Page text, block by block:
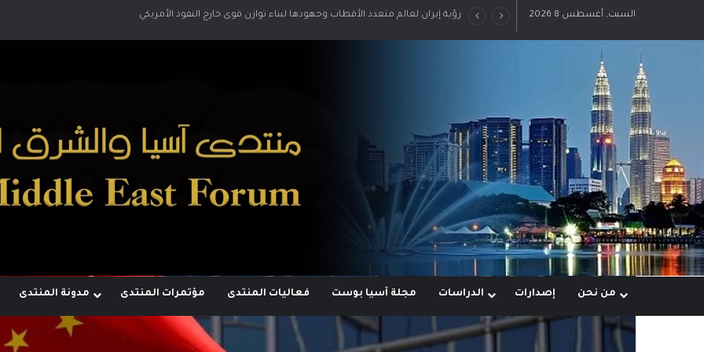
السبت, أغسطس 8 2026 رؤية إيران لعالم متعدد الأقطاب وجهودها لبناء توازن قوى خارج النفوذ الأمريكي
من نحن إصدارات الدراسات مجلة آسيا بوست فعاليات المنتدى مؤتمرات المنتدى مدونة المنتدى